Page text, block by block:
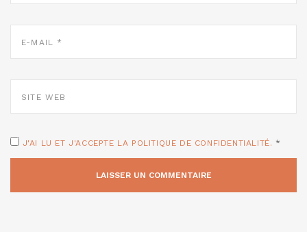
MAIL
WEB
J'AI LU ET J'ACCEPTE LA POLITIQUE DE CONFIDENTIALITÉ. *